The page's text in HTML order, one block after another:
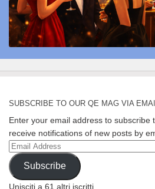
SUBSCRIBE TO OUR QE MAG VIA
Enter your email address to subscribe
receive notifications of new posts by
Email
Address
Subscribe
Unisciti a 61 altri iscritti